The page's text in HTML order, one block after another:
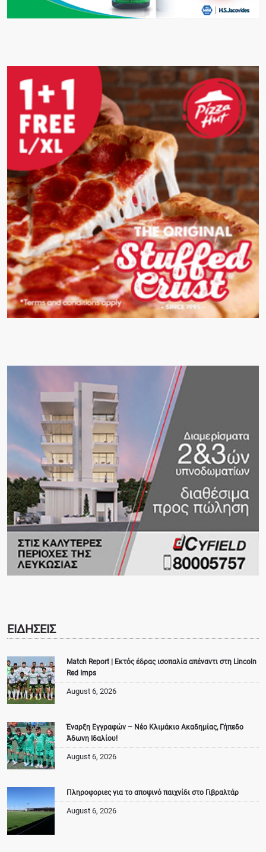
ΕΙΔΗΣΕΙΣ
Match Report | Εκτός έδρας ισοπαλία απέναντι στη Lincoln
Red Imps
August 6, 2026
Έναρξη Εγγραφών – Νέο Κλιμάκιο Ακαδημίας, Γήπεδο
Άδωνη Ιδαλίου!
August 6, 2026
Πληροφοριες για το αποψινό παιχνίδι στο Γιβραλτάρ
August 6, 2026